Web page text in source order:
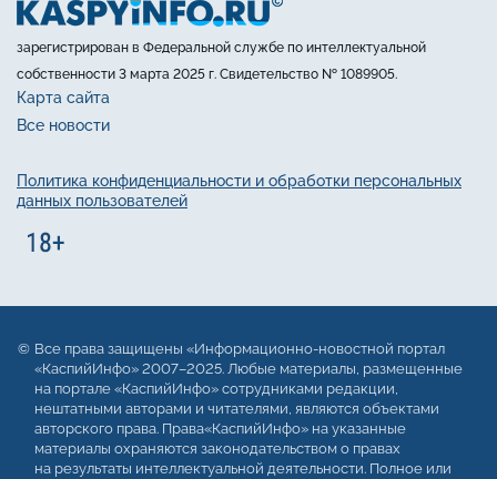
зарегистрирован в Федеральной службе по интеллектуальной
собственности 3 марта 2025 г. Свидетельство № 1089905.
Карта сайта
Все новости
Политика конфиденциальности и обработки персональных
данных пользователей
Все права защищены «Информационно-новостной портал
«КаспийИнфо» 2007–2025. Любые материалы, размещенные
на портале «КаспийИнфо» сотрудниками редакции,
нештатными авторами и читателями, являются объектами
авторского права. Права«КаспийИнфо» на указанные
материалы охраняются законодательством о правах
на результаты интеллектуальной деятельности. Полное или